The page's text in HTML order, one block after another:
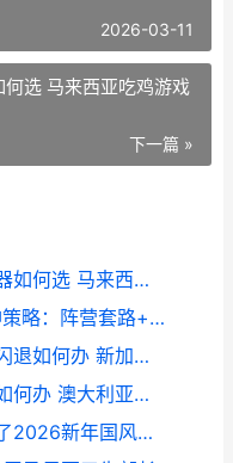
2026-03-11
选 马来西亚吃鸡游戏
下一篇 »
马来西亚玩吃鸡国服游戏加速器如何选 马来西亚吃鸡游戏
鹅鸭杀手机游戏新人1小时封神策略：阵营套路+操作细节全拆解 杀鸡鸭鹅
新加坡华人留学生玩王者黑屏闪退如何办 新加坡华人留学政策
澳大利亚玩王者国服网络延迟如何办 澳大利亚玩国服lol
越南无法连接逆水寒国服看不了2026新年国风虚拟演唱会直播如何办 越南卡接入点